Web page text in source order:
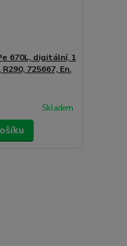
670L, digitální, 1
725667, En.
Skladem